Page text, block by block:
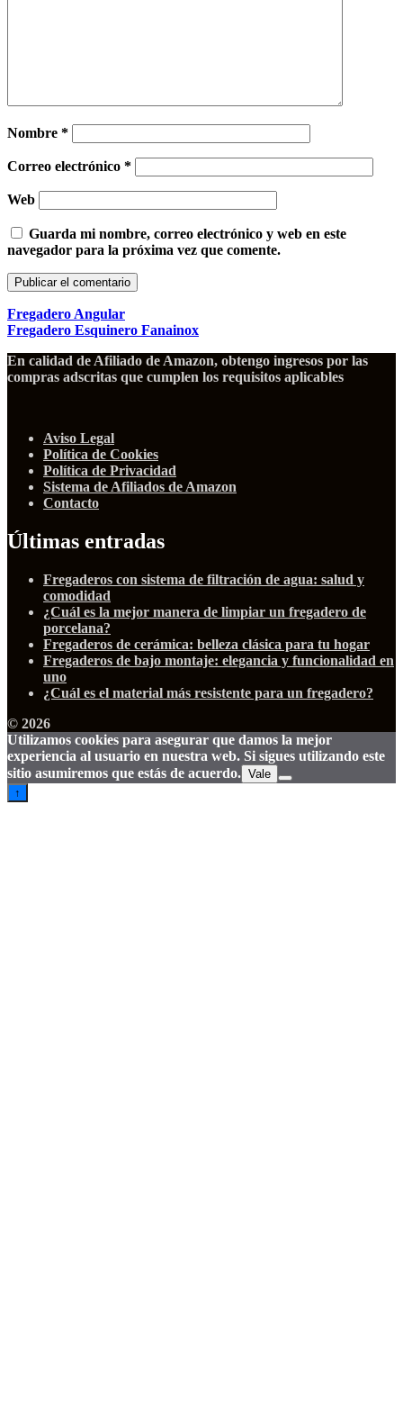
Nombre *
Correo electrónico *
Web
Guarda mi nombre, correo electrónico y web en este
navegador para la próxima vez que comente.
Fregadero Angular
Fregadero Esquinero Fanainox
En calidad de Afiliado de Amazon, obtengo ingresos por las
compras adscritas que cumplen los requisitos aplicables
Aviso Legal
Política de Cookies
Política de Privacidad
Sistema de Afiliados de Amazon
Contacto
Últimas entradas
Fregaderos con sistema de filtración de agua: salud y
comodidad
¿Cuál es la mejor manera de limpiar un fregadero de
porcelana?
Fregaderos de cerámica: belleza clásica para tu hogar
Fregaderos de bajo montaje: elegancia y funcionalidad en
uno
¿Cuál es el material más resistente para un fregadero?
© 2026
Utilizamos cookies para asegurar que damos la mejor
experiencia al usuario en nuestra web. Si sigues utilizando este
sitio asumiremos que estás de acuerdo. Vale
↑